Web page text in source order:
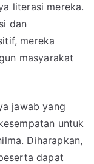
literasi mereka.
dan
mereka
masyarakat
jawab yang
untuk
Diharapkan,
dapat